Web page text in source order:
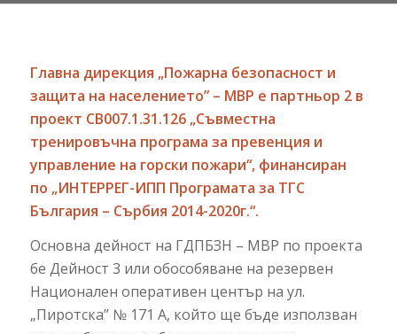
Главна дирекция „Пожарна безопасност и
защита на населението” – МВР e партньор 2 в
проект CB007.1.31.126 „Съвместна
тренировъчна програма за превенция и
управление на горски пожари“, финансиран
по „ИНТЕРРЕГ-ИПП Програмата за ТГС
България – Сърбия 2014-2020г.“.
Основна дейност на ГДПБЗН – МВР по проекта
бе Дейност 3 или обособяване на резервен
Национален оперативен център на ул.
„Пиротска” № 171 А, който ще бъде използван